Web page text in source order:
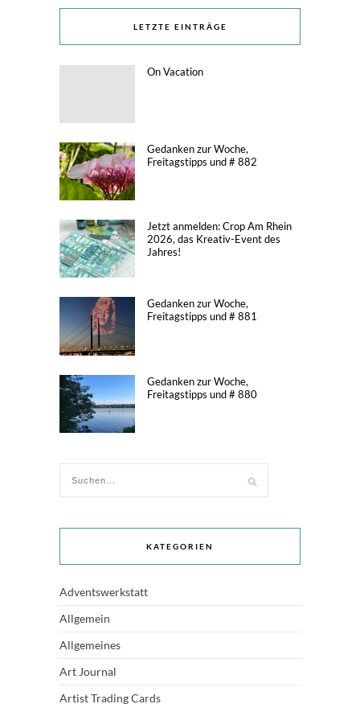
LETZTE EINTRÄGE
On Vacation
Gedanken zur Woche,
Freitagstipps und # 882
Jetzt anmelden: Crop Am Rhein
2026, das Kreativ-Event des
Jahres!
Gedanken zur Woche,
Freitagstipps und # 881
Gedanken zur Woche,
Freitagstipps und # 880
KATEGORIEN
Adventswerkstatt
Allgemein
Allgemeines
Art Journal
Artist Trading Cards